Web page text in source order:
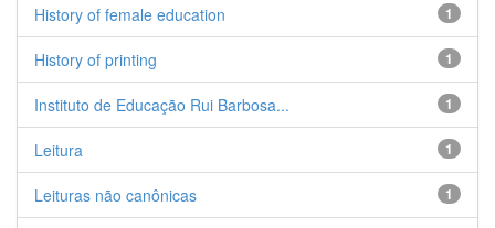
1
History of female education
1
History of printing
1
Instituto de Educação Rui Barbosa...
1
Leitura
1
Leituras não canônicas